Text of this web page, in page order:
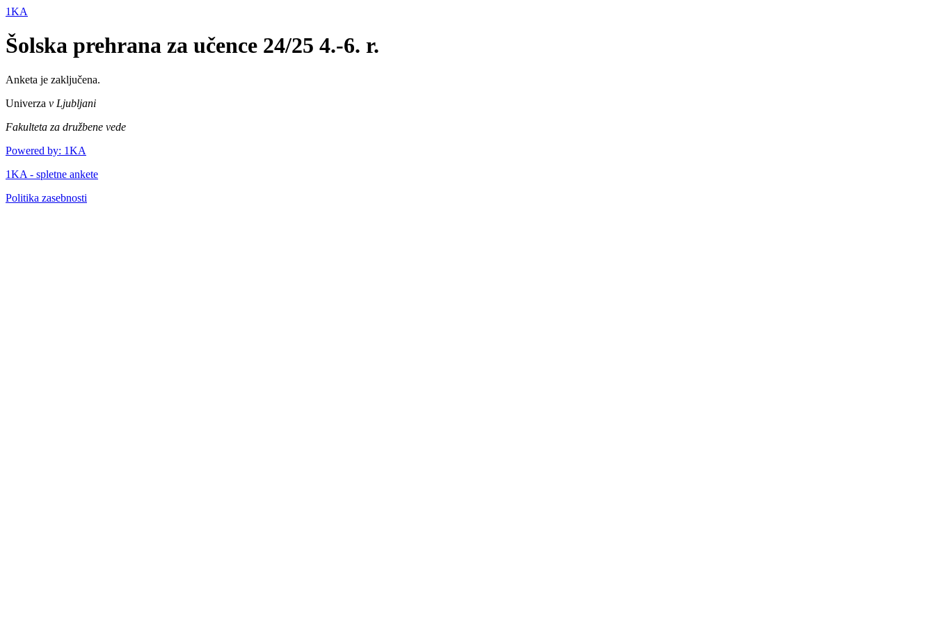
1KA
Šolska prehrana za učence 24/25 4.-6. r.
Anketa je zaključena.
Univerza v Ljubljani
Fakulteta za družbene vede
Powered by: 1KA
1KA - spletne ankete
Politika zasebnosti